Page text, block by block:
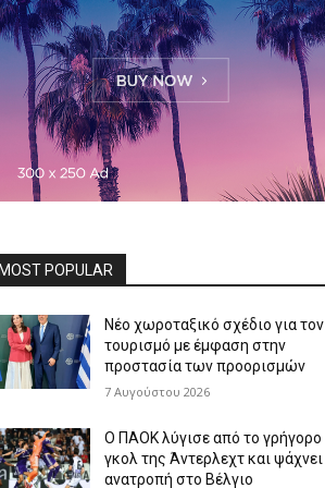
POPULAR
Νέο χωροταξικό σχέδιο για τον
τουρισμό με έμφαση στην
προστασία των προορισμών
7 Αυγούστου 2026
Ο ΠΑΟΚ λύγισε από το γρήγορο
γκολ της Άντερλεχτ και ψάχνει
ανατροπή στο Βέλγιο